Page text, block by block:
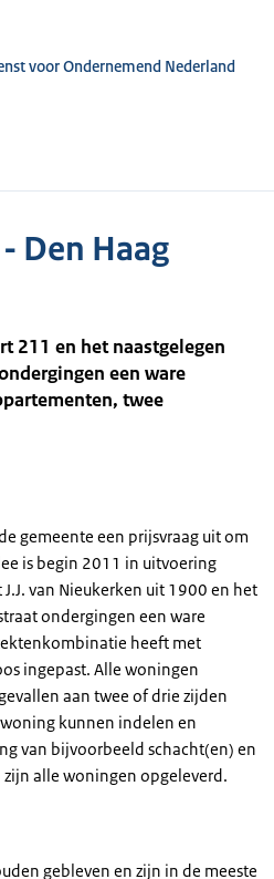
voor Ondernemend Nederland
Den Haag
211 en het naastgelegen
een ware
twee
gemeente een prijsvraag uit om
is begin 2011 in uitvoering
van Nieukerken uit 1900 en het
ondergingen een ware
heeft met
ingepast. Alle woningen
aan twee of drie zijden
kunnen indelen en
van bijvoorbeeld schacht(en) en
alle woningen opgeleverd.
gebleven en zijn in de meeste